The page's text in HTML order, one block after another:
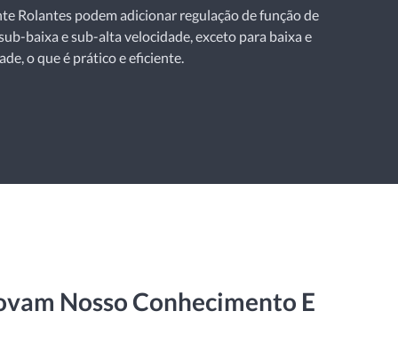
Rolantes podem adicionar regulação de função de
baixa e sub-alta velocidade, exceto para baixa e
o que é prático e eficiente.
Nosso Conhecimento E